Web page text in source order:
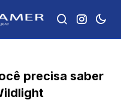
precisa saber